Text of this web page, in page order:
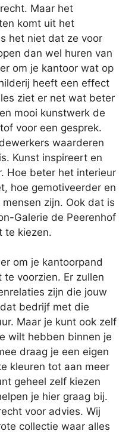
Maar het
komt uit het
het niet dat ze voor
dan wel huren van
om je kantoor wat op
heeft een effect
ziet er net wat beter
mooi kunstwerk de
voor een gesprek.
waarderen
Kunst inspireert en
Hoe beter het interieur
hoe gemotiveerder en
zijn. Ook dat is
Galerie de Peerenhof
te kiezen.
om je kantoorpand
voorzien. Er zullen
zijn die jouw
bedrijf met die
Maar je kunt ook zelf
wilt hebben binnen je
draag je een eigen
kleuren tot aan meer
geheel zelf kiezen
je hier graag bij.
voor advies. Wij
collectie waar alles